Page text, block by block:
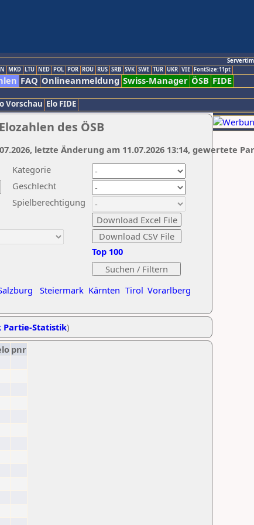
MKD LTU NED POL POR ROU RUS SRB SVK SWE TUR UKR VIE FontSize:11pt
FAQ Onlineanmeldung Swiss-Manager ÖSB FIDE
Vorschau Elo FIDE
des ÖSB
Kategorie
Geschlecht
Spielberechtigung
Steiermark Kärnten Tirol Vorarlberg
Top 100
letzte Änderung am 11.07.2026 13:14, gewertete
Partie-Statistik)
pnr